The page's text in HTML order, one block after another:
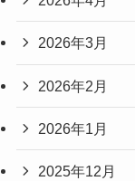
2026年3月
2026年2月
2026年1月
2025年12月